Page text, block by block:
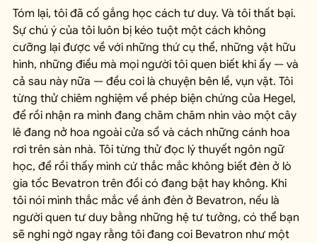
Tóm lại, tôi đã cố gắng học cách tư duy. Và tôi thất bại.
Sự chú ý của tôi luôn bị kéo tuột một cách không
cưỡng lại được về với những thứ cụ thể, những vật hữu
hình, những điều mà mọi người tôi quen biết khi ấy — và
cả sau này nữa — đều coi là chuyện bên lề, vụn vặt. Tôi
từng thử chiêm nghiệm về phép biện chứng của Hegel,
để rồi nhận ra mình đang chăm chăm nhìn vào một cây
lê đang nở hoa ngoài cửa sổ và cách những cánh hoa
rơi trên sàn nhà. Tôi từng thử đọc lý thuyết ngôn ngữ
học, để rồi thấy mình cứ thắc mắc không biết đèn ở lò
gia tốc Bevatron trên đồi có đang bật hay không. Khi
tôi nói mình thắc mắc về ánh đèn ở Bevatron, nếu là
người quen tư duy bằng những hệ tư tưởng, có thể bạn
sẽ nghi ngờ ngay rằng tôi đang coi Bevatron như một